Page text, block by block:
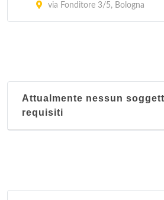
via Fonditore 3/5, Bologna
Attualmente nessun
requisiti